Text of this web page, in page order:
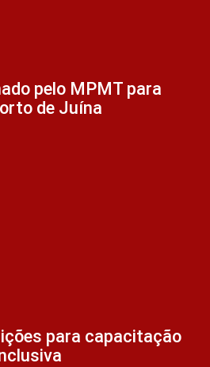
pelo MPMT para
de Juína
para capacitação